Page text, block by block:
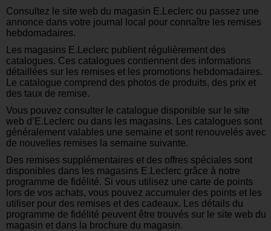
Consultez le site web du magasin E.Leclerc ou passez une
annonce dans votre journal local pour connaître les remises
hebdomadaires.
Les magasins E.Leclerc publient régulièrement des
catalogues. Ces catalogues contiennent des informations
détaillées sur les remises et les promotions hebdomadaires.
Le catalogue comprend des photos de produits, des prix et
des taux de remise.
Vous pouvez consulter le catalogue disponible sur le site
web d’E.Leclerc ou dans les magasins. Les catalogues sont
généralement valables une semaine et sont renouvelés avec
de nouvelles remises la semaine suivante.
Des remises supplémentaires et des offres spéciales sont
disponibles dans les magasins E.Leclerc grâce à notre
programme de fidélité. Si vous utilisez une carte de points
lors de vos achats, vous pouvez accumuler des points et les
utiliser pour des remises et des cadeaux. Les détails du
programme de fidélité peuvent être trouvés sur le site web du
magasin et dans la brochure du magasin.